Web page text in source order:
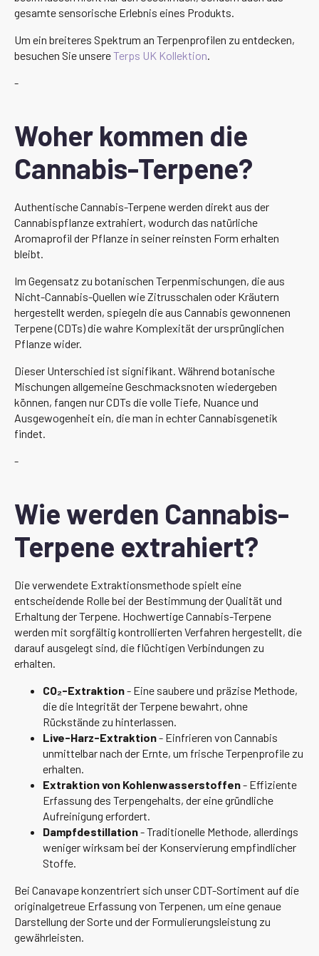
gesamte sensorische Erlebnis eines Produkts.
Um ein breiteres Spektrum an Terpenprofilen zu entdecken,
besuchen Sie unsereTerps UK Kollektion.
-
Woher kommen die
Cannabis-Terpene?
Authentische Cannabis-Terpene werden direkt aus der
Cannabispflanze extrahiert, wodurch das natürliche
Aromaprofil der Pflanze in seiner reinsten Form erhalten
bleibt.
Im Gegensatz zu botanischen Terpenmischungen, die aus
Nicht-Cannabis-Quellen wie Zitrusschalen oder Kräutern
hergestellt werden, spiegeln die aus Cannabis gewonnenen
Terpene (CDTs) die wahre Komplexität der ursprünglichen
Pflanze wider.
Dieser Unterschied ist signifikant. Während botanische
Mischungen allgemeine Geschmacksnoten wiedergeben
können, fangen nur CDTs die volle Tiefe, Nuance und
Ausgewogenheit ein, die man in echter Cannabisgenetik
findet.
-
Wie werden Cannabis-
Terpene extrahiert?
Die verwendete Extraktionsmethode spielt eine
entscheidende Rolle bei der Bestimmung der Qualität und
Erhaltung der Terpene. Hochwertige Cannabis-Terpene
werden mit sorgfältig kontrollierten Verfahren hergestellt, die
darauf ausgelegt sind, die flüchtigen Verbindungen zu
erhalten.
CO₂-Extraktion- Eine saubere und präzise Methode,
die die Integrität der Terpene bewahrt, ohne
Rückstände zu hinterlassen.
Live-Harz-Extraktion- Einfrieren von Cannabis
unmittelbar nach der Ernte, um frische Terpenprofile zu
erhalten.
Extraktion von Kohlenwasserstoffen- Effiziente
Erfassung des Terpengehalts, der eine gründliche
Aufreinigung erfordert.
Dampfdestillation- Traditionelle Methode, allerdings
weniger wirksam bei der Konservierung empfindlicher
Stoffe.
Bei Canavape konzentriert sich unser CDT-Sortiment auf die
originalgetreue Erfassung von Terpenen, um eine genaue
Darstellung der Sorte und der Formulierungsleistung zu
gewährleisten.